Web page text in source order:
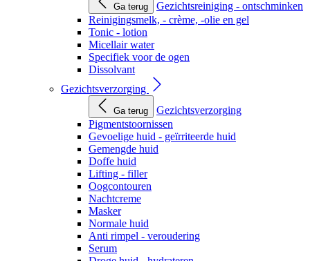
Ga terug
Gezichtsreiniging - ontschminken
Reinigingsmelk, - crème, -olie en gel
Tonic - lotion
Micellair water
Specifiek voor de ogen
Dissolvant
Gezichtsverzorging
Ga terug
Gezichtsverzorging
Pigmentstoornissen
Gevoelige huid - geïrriteerde huid
Gemengde huid
Doffe huid
Lifting - filler
Oogcontouren
Nachtcreme
Masker
Normale huid
Anti rimpel - veroudering
Serum